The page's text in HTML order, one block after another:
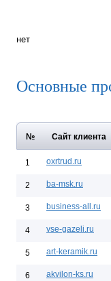
нет
Основные
№ Сайт клиента
1 oxrtrud.ru
2 ba-msk.ru
3 business-all.ru
4 vse-gazeli.ru
5 art-keramik.ru
6 akvilon-ks.ru